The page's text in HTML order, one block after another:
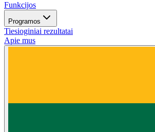
Funkcijos
Programos
Tiesioginiai rezultatai
Apie mus